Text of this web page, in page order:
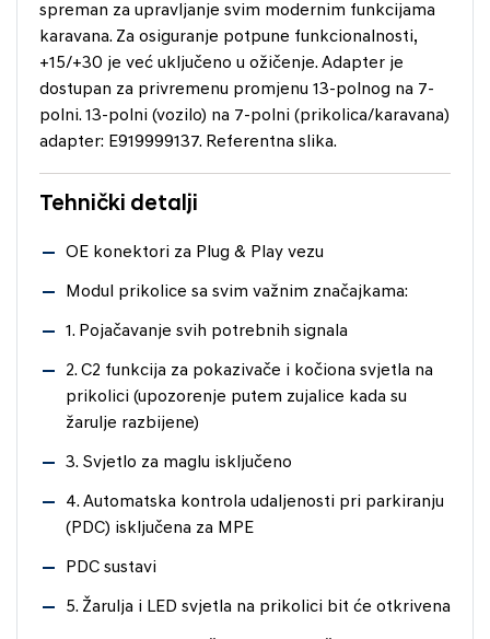
spreman za upravljanje svim modernim funkcijama
karavana. Za osiguranje potpune funkcionalnosti,
+15/+30 je već uključeno u ožičenje. Adapter je
dostupan za privremenu promjenu 13-polnog na 7-
polni. 13-polni (vozilo) na 7-polni (prikolica/karavana)
adapter: E919999137. Referentna slika.
Tehnički detalji
OE konektori za Plug & Play vezu
Modul prikolice sa svim važnim značajkama:
1. Pojačavanje svih potrebnih signala
2. C2 funkcija za pokazivače i kočiona svjetla na
prikolici (upozorenje putem zujalice kada su
žarulje razbijene)
3. Svjetlo za maglu isključeno
4. Automatska kontrola udaljenosti pri parkiranju
(PDC) isključena za MPE
PDC sustavi
5. Žarulja i LED svjetla na prikolici bit će otkrivena